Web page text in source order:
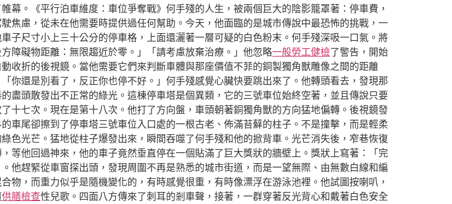
幕。《平行泊車維度：車位爭奪戰》何手殘的人生，被兩個巨大的陰影籠罩著：停車費，
焦慮，從未在他需要時提供過任何幫助。今天，他面臨的是城市傳說中最恐怖的挑戰，一
子尺寸小上三十公分的停車格，上面還灑著一層可疑的白色粉末。何手殘深吸一口氣。將
障礙物距離：無限趨近於零。」「請考慮放棄治療。」他忽略一般勞工健檢了警告，開始
收折的後視鏡。當他需要它們來判斷車體與那座價值不菲的銅製獨角獸雕像之間的距離
你還是別看了，反正你也停不好。」何手殘感覺心臟快要跳出來了。他轉頭看去，發現那
盡頭散發出不正常的綠光。這棟停車塔是個異類，它的三號車位始終空著，並且傳說只要
十七次。現在是第十八次。他打了方向盤，車頭朝著銅獨角獸的方向猛地偏轉。後視鏡發
車尾卻擦到了停車塔三號車位入口處的一根古老、佈滿苔蘚的柱子。不是撞擊，而是輕柔
色光芒。猛地從柱子爆發出來，瞬間吞噬了何手殘和他的掀背車。光芒消失後，窄巷恢復
等他回過神來，他的車子竟然垂直停在一個貼滿了巨大獎狀的牆壁上。獎狀上寫著：「完
趕緊從車窗探出頭，發現周圍不再是熟悉的城市街道，而是一望無際、由無數白線和編
物，而重力似乎是隨機變化的，有時感覺很重，有時像漂浮在游泳池裡。他試圖按喇叭，
供膳檢查性兒歌。四面八方傳來了刺耳的剎車聲，接著，一群穿著反光背心和戴著白色安全